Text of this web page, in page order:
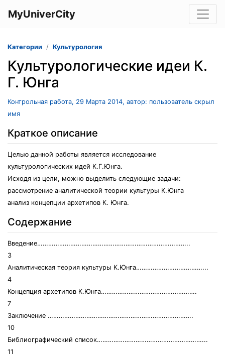
MyUniverCity
Категории Культурология
Культурологические идеи К.
Г. Юнга
Контрольная работа, 29 Марта 2014, автор: пользователь скрыл
имя
Краткое описание
Целью данной работы является исследование
культурологических идей К.Г.Юнга.
Исходя из цели, можно выделить следующие задачи:
рассмотрение аналитической теории культуры К.Юнга
анализ концепции архетипов К. Юнга.
Содержание
Введение………………………………………………………………………..
3
Аналитическая теория культуры К.Юнга………………………………...
4
Концепция архетипов К.Юнга…………………………………………….
7
Заключение …………………………………………………………………….
10
Библиографический список…………………………………………………...
11